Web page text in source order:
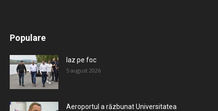
Populare
Iaz pe foc
5 august 2026
Aeroportul a răzbunat Universitatea